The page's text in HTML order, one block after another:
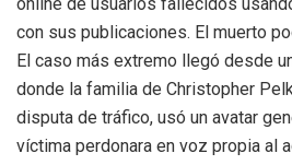
con sus publicaciones. El muerto
El caso más extremo llegó desde
donde la familia de Christopher
disputa de tráfico, usó un avatar
víctima perdonara en voz propia al